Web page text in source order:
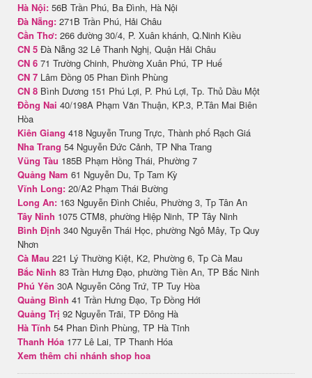
Hà Nội: 56B Trần Phú, Ba Đình, Hà Nội
Đà Nẵng: 271B Trần Phú, Hải Châu
Cần Thơ: 266 đường 30/4, P. Xuân khánh, Q.Ninh Kiều
CN 5 Đà Nẵng 32 Lê Thanh Nghị, Quận Hải Châu
CN 6 71 Trường Chinh, Phường Xuân Phú, TP Huế
CN 7 Lâm Đồng 05 Phan Đình Phùng
CN 8 Bình Dương 151 Phú Lợi, P. Phú Lợi, Tp. Thủ Dầu Một
Đồng Nai 40/198A Phạm Văn Thuận, KP.3, P.Tân Mai Biên
Hòa
Kiên Giang 418 Nguyễn Trung Trực, Thành phố Rạch Giá
Nha Trang 54 Nguyễn Đức Cảnh, TP Nha Trang
Vũng Tàu 185B Phạm Hồng Thái, Phường 7
Quảng Nam 61 Nguyễn Du, Tp Tam Kỳ
Vĩnh Long: 20/A2 Phạm Thái Bường
Long An: 163 Nguyễn Đình Chiểu, Phường 3, Tp Tân An
Tây Ninh 1075 CTM8, phường Hiệp Ninh, TP Tây Ninh
Bình Định 340 Nguyễn Thái Học, phường Ngô Mây, Tp Quy
Nhơn
Cà Mau 221 Lý Thường Kiệt, K2, Phường 6, Tp Cà Mau
Bắc Ninh 83 Trần Hưng Đạo, phường Tiền An, TP Bắc Ninh
Phú Yên 30A Nguyễn Công Trứ, TP Tuy Hòa
Quảng Bình 41 Trần Hưng Đạo, Tp Đồng Hới
Quảng Trị 92 Nguyễn Trãi, TP Đông Hà
Hà Tĩnh 54 Phan Đình Phùng, TP Hà Tĩnh
Thanh Hóa 177 Lê Lai, TP Thanh Hóa
Xem thêm chi nhánh shop hoa